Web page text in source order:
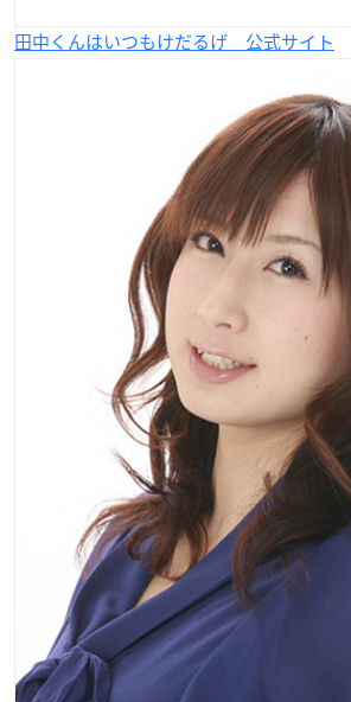
田中くんはいつもけだるげ 公式サイト